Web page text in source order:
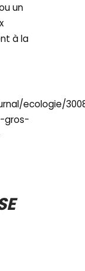
un
à la
ecologie/
gros-